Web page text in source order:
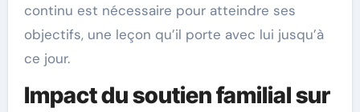
continu est nécessaire pour atteindre ses
objectifs, une leçon qu’il porte avec lui jusqu’à
ce jour.
Impact du soutien familial sur